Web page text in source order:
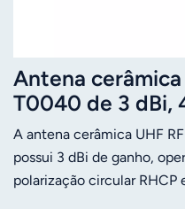
Antena cerâmica
T0040 de 3 dBi,
960 MHz,
direita (RHCP),
personalizado.
A antena cerâmica UHF
possui 3 dBi de ganho,
polarização circular RHCP